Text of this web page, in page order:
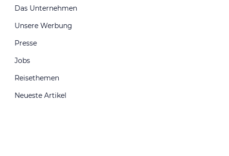
Das Unternehmen
Unsere Werbung
Presse
Jobs
Reisethemen
Neueste Artikel